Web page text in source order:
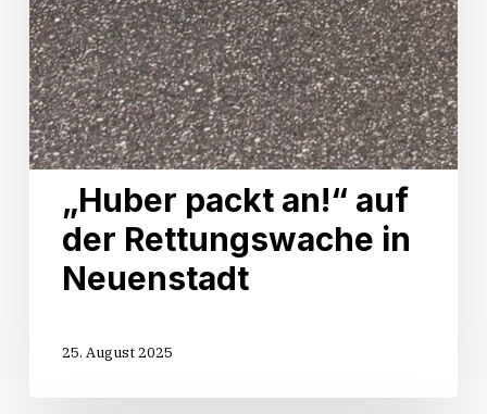
„Huber packt an!“ auf
der Rettungswache in
Neuenstadt
25. August 2025